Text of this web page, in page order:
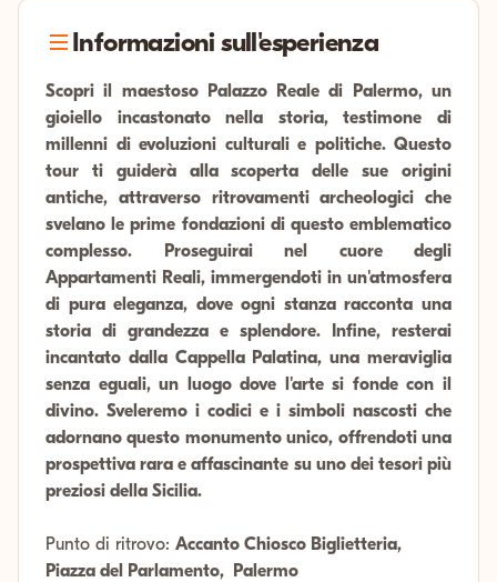
Informazioni sull'esperienza
Scopri il maestoso Palazzo Reale di Palermo, un
gioiello incastonato nella storia, testimone di
millenni di evoluzioni culturali e politiche. Questo
tour ti guiderà alla scoperta delle sue origini
antiche, attraverso ritrovamenti archeologici che
svelano le prime fondazioni di questo emblematico
complesso. Proseguirai nel cuore degli
Appartamenti Reali, immergendoti in un'atmosfera
di pura eleganza, dove ogni stanza racconta una
storia di grandezza e splendore. Infine, resterai
incantato dalla Cappella Palatina, una meraviglia
senza eguali, un luogo dove l'arte si fonde con il
divino. Sveleremo i codici e i simboli nascosti che
adornano questo monumento unico, offrendoti una
prospettiva rara e affascinante su uno dei tesori più
preziosi della Sicilia.
Punto di ritrovo: Accanto Chiosco Biglietteria,
Piazza del Parlamento, Palermo